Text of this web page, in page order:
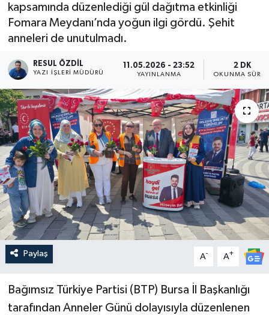
kapsamında düzenlediği gül dağıtma etkinliği
Fomara Meydanı’nda yoğun ilgi gördü. Şehit
anneleri de unutulmadı.
RESUL ÖZDIL
YAZI İŞLERI MÜDÜRÜ
11.05.2026 - 23:52
YAYINLANMA
2 DK
OKUNMA
Paylaş A- A+
Bağımsız Türkiye Partisi (BTP) Bursa İl Başkanlığı
tarafından Anneler Günü dolayısıyla düzenlenen